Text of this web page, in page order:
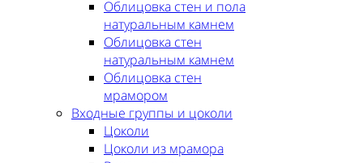
Облицовка стен и пола
натуральным камнем
Облицовка стен
натуральным камнем
Облицовка стен
мрамором
Входные группы и цоколи
Цоколи
Цоколи из мрамора